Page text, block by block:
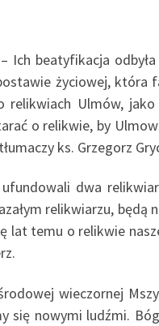
Ich beatyfikacja
życiowej, która
Ulmów,
o relikwie, by
ks. Grzegorz
dwa
relikwiarzu,
lat temu o relikwie
wieczornej
się nowymi ludźmi.